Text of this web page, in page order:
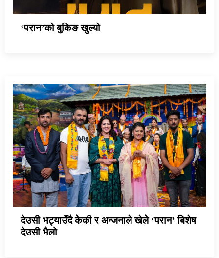
‘परान’को बुकिङ खुल्यो
देउसी भट्याउँदै केकी र अन्जनाले खेले ‘परान’ बिशेष
देउसी भैलो